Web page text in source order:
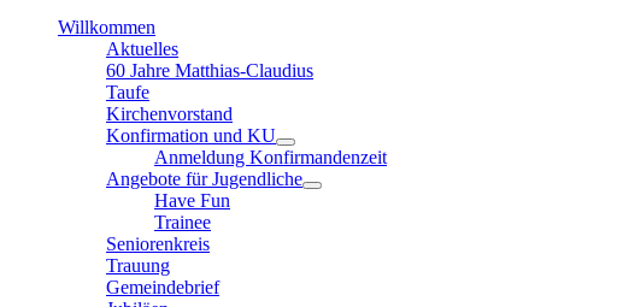
Willkommen
Aktuelles
60 Jahre Matthias-Claudius
Taufe
Kirchenvorstand
Konfirmation und KU
Anmeldung Konfirmandenzeit
Angebote für Jugendliche
Have Fun
Trainee
Seniorenkreis
Trauung
Gemeindebrief